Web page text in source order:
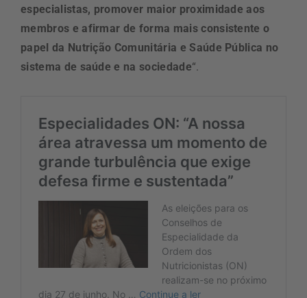
especialistas, promover maior proximidade aos
membros e afirmar de forma mais consistente o
papel da Nutrição Comunitária e Saúde Pública no
sistema de saúde e na sociedade“.